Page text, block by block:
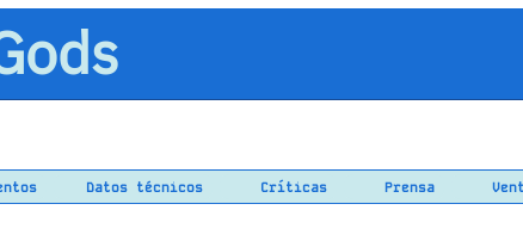
Datos técnicos Críticas Prensa